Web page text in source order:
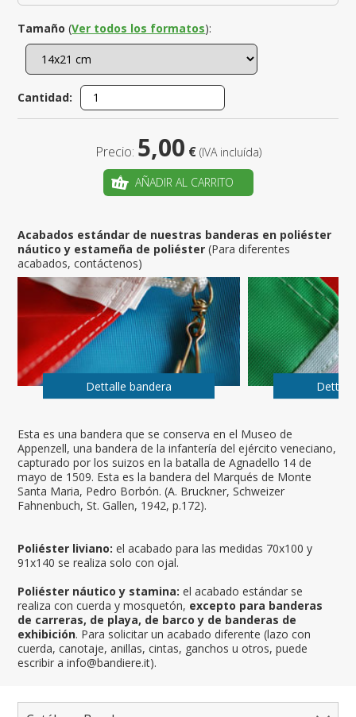
Esta es una bandera que se conserva en el Museo de
Appenzell, una bandera de la infantería del ejército veneciano,
capturado por los suizos en la batalla de Agnadello 14 de
mayo de 1509. Esta es la bandera del Marqués de Monte
Santa Maria, Pedro Borbón. (A. Bruckner, Schweizer
Fahnenbuch, St. Gallen, 1942, p.172).
Poliéster liviano: el acabado para las medidas 70x100 y
91x140 se realiza solo con ojal.
Poliéster náutico y stamina: el acabado estándar se
realiza con cuerda y mosquetón, excepto para banderas
de carreras, de playa, de barco y de banderas de
exhibición. Para solicitar un acabado diferente (lazo con
cuerda, canotaje, anillas, cintas, ganchos u otros, puede
escribir a info@bandiere.it).
Tamaño (Ver todos los formatos):
Cantidad:
Precio: 5,00 € (IVA incluída)
AÑADIR AL CARRITO
Acabados estándar de nuestras banderas en poliéster
náutico y estameña de poliéster (Para diferentes
acabados, contáctenos)
Dettalle bandera